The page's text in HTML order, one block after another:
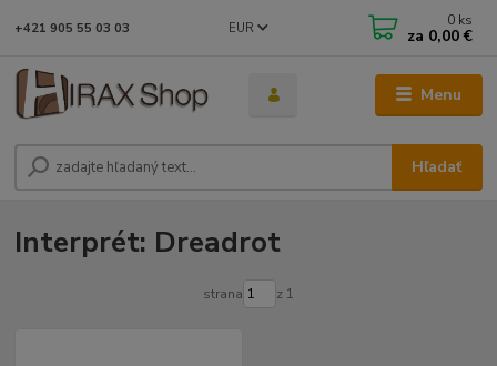
Menu
EUR
Hľadať
+421 905 55 03 03 0 ks
za 0,00 €
Interprét: Dreadrot
strana z 1